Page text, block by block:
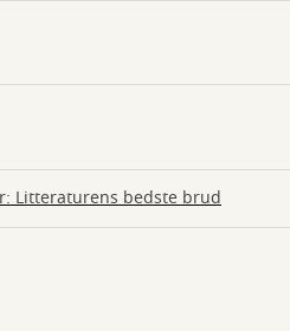
Litteraturens bedste brud